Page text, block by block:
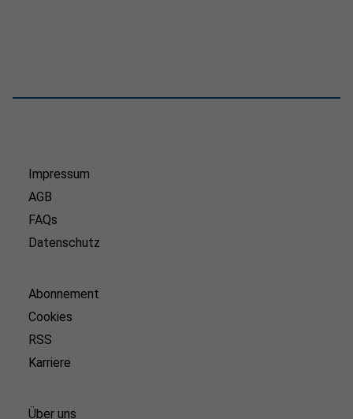
Impressum
AGB
FAQs
Datenschutz
Abonnement
Cookies
RSS
Karriere
Über uns